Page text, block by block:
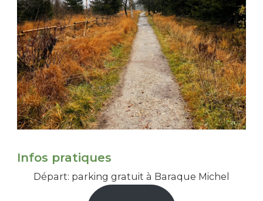
Infos pratiques
Départ: parking gratuit à Baraque Michel